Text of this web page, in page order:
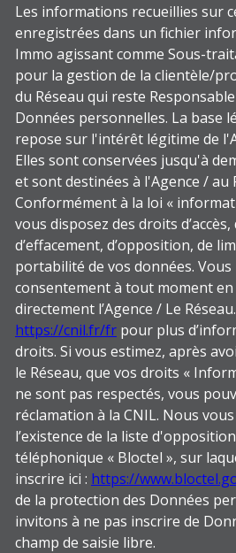
Les informations recueillies sur
enregistrées dans un fichier
Immo agissant comme Sous-
pour la gestion de la clientèle/
du Réseau qui reste
Données personnelles. La base
repose sur l'intérêt légitime de
Elles sont conservées jusqu'à
et sont destinées à l'Agence / au
Conformément à la loi «
vous disposez des droits
d’effacement, d’opposition, de
portabilité de vos données.
consentement à tout moment
directement l’Agence / Le
https://cnil.fr/fr pour plus
droits. Si vous estimez, après
le Réseau, que vos droits «
ne sont pas respectés, vous
réclamation à la CNIL. Nous
l’existence de la liste
téléphonique « Bloctel », sur
inscrire ici : https://
de la protection des Données
invitons à ne pas inscrire de
champ de saisie libre.